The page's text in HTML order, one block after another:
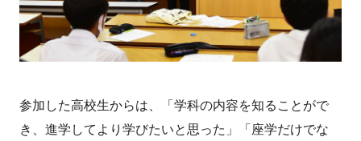
参加した高校生からは、「学科の内容を知ることがで
き、進学してより学びたいと思った」「座学だけでな